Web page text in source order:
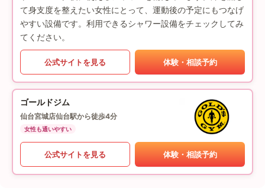
て身支度を整えたい女性にとって、運動後の予定にもつなげ
やすい設備です。利用できるシャワー設備をチェックしてみ
てください。
公式サイトを見る 体験・相談予約
ゴールドジム
仙台宮城店仙台駅から徒歩4分
女性も通いやすい
公式サイトを見る 体験・相談予約